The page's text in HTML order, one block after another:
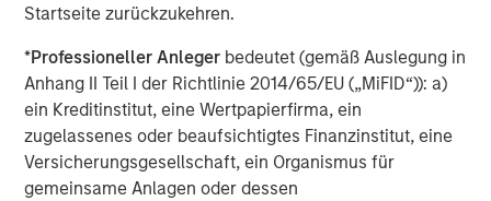
Startseite zurückzukehren.
*Professioneller Anleger bedeutet (gemäß Auslegung in
Anhang II Teil I der Richtlinie 2014/65/EU („MiFID“)): a)
ein Kreditinstitut, eine Wertpapierfirma, ein
zugelassenes oder beaufsichtigtes Finanzinstitut, eine
Versicherungsgesellschaft, ein Organismus für
gemeinsame Anlagen oder dessen
Eden Global Partners served as strategic partner for the
Series F capital round, and J.P. Morgan served as the
company's placement agent with respect to investments
made by J.P. Morgan's private banking clients.
About Dataminr
Dataminr is the world's leading real-time information